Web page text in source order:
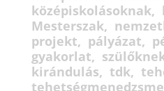
középiskolásoknak
Mesterszak
projekt
pályázat
gyakorlat
kirándulás
tdk